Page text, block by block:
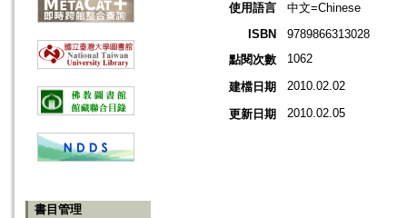
書目管理
使用語言
中文=Chinese
ISBN
9789866313028
點閱次數
1062
建檔日期 2010.02.02
更新日期 2010.02.05